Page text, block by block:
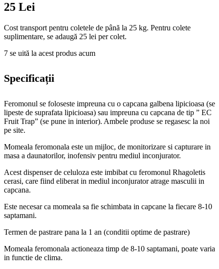
25 Lei
Cost transport pentru coletele de până la 25 kg. Pentru colete
suplimentare, se adaugă 25 lei per colet.
7 se uită la acest produs acum
Specificații
Feromonul se foloseste impreuna cu o capcana galbena lipicioasa (se
lipeste de suprafata lipicioasa) sau impreuna cu capcana de tip ” EC
Fruit Trap” (se pune in interior). Ambele produse se regasesc la noi
pe site.
Momeala feromonala este un mijloc, de monitorizare si capturare in
masa a daunatorilor, inofensiv pentru mediul inconjurator.
Acest dispenser de celuloza este imbibat cu feromonul Rhagoletis
cerasi, care fiind eliberat in mediul inconjurator atrage masculii in
capcana.
Este necesar ca momeala sa fie schimbata in capcane la fiecare 8-10
saptamani.
Termen de pastrare pana la 1 an (conditii optime de pastrare)
Momeala feromonala actioneaza timp de 8-10 saptamani, poate varia
in functie de clima.